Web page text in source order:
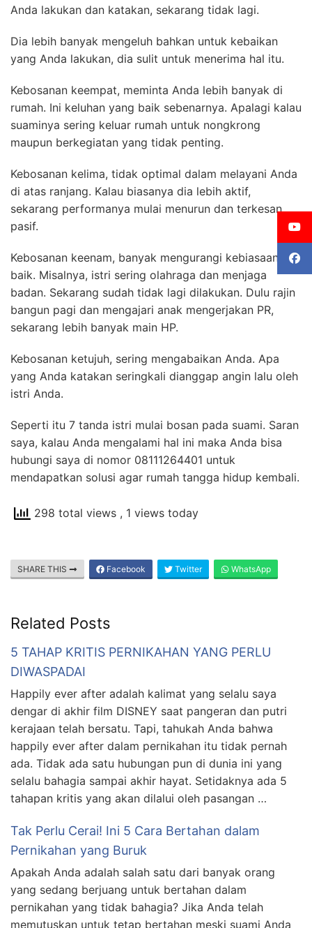
Anda lakukan dan katakan, sekarang tidak lagi.
Dia lebih banyak mengeluh bahkan untuk kebaikan
yang Anda lakukan, dia sulit untuk menerima hal itu.
Kebosanan keempat, meminta Anda lebih banyak di
rumah. Ini keluhan yang baik sebenarnya. Apalagi kalau
suaminya sering keluar rumah untuk nongkrong
maupun berkegiatan yang tidak penting.
Kebosanan kelima, tidak optimal dalam melayani Anda
di atas ranjang. Kalau biasanya dia lebih aktif,
sekarang performanya mulai menurun dan terkesan
pasif.
Kebosanan keenam, banyak mengurangi kebiasaan
baik. Misalnya, istri sering olahraga dan menjaga
badan. Sekarang sudah tidak lagi dilakukan. Dulu rajin
bangun pagi dan mengajari anak mengerjakan PR,
sekarang lebih banyak main HP.
Kebosanan ketujuh, sering mengabaikan Anda. Apa
yang Anda katakan seringkali dianggap angin lalu oleh
istri Anda.
Seperti itu 7 tanda istri mulai bosan pada suami. Saran
saya, kalau Anda mengalami hal ini maka Anda bisa
hubungi saya di nomor 08111264401 untuk
mendapatkan solusi agar rumah tangga hidup kembali.
298 total views , 1 views today
SHARE THIS Facebook Twitter WhatsApp
Related Posts
5 TAHAP KRITIS PERNIKAHAN YANG PERLU
DIWASPADAI
Happily ever after adalah kalimat yang selalu saya
dengar di akhir film DISNEY saat pangeran dan putri
kerajaan telah bersatu. Tapi, tahukah Anda bahwa
happily ever after dalam pernikahan itu tidak pernah
ada. Tidak ada satu hubungan pun di dunia ini yang
selalu bahagia sampai akhir hayat. Setidaknya ada 5
tahapan kritis yang akan dilalui oleh pasangan …
Tak Perlu Cerai! Ini 5 Cara Bertahan dalam
Pernikahan yang Buruk
Apakah Anda adalah salah satu dari banyak orang
yang sedang berjuang untuk bertahan dalam
pernikahan yang tidak bahagia? Jika Anda telah
memutuskan untuk tetap bertahan meski suami Anda